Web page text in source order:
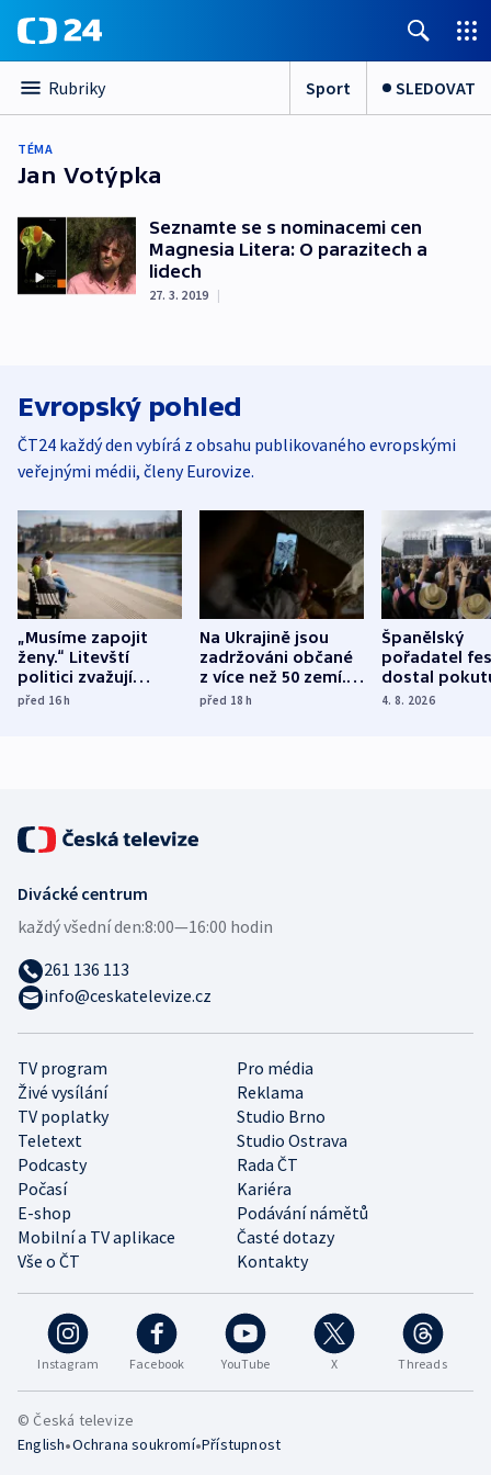
Rubriky Sport SLEDOVAT
TÉMA
Jan Votýpka
Seznamte se s nominacemi cen
Magnesia Litera: O parazitech a
lidech
27. 3. 2019 |
Evropský pohled
ČT24 každý den vybírá z obsahu publikovaného evropskými
veřejnými médii, členy Eurovize.
„Musíme zapojit
ženy.“ Litevští
politici zvažují
dohodu o
před 16h
Na Ukrajině jsou
zadržováni občané
z více než 50 zemí.
Bojovali na straně
před 18h
Španělský
pořadatel
dostal
nekalé
4. 8. 2026
Instagram Facebook YouTube X Threads
TV program
Pro média
Živé vysílání
Reklama
TV poplatky
Studio Brno
Teletext
Studio Ostrava
Podcasty
Rada ČT
Počasí
Kariéra
E-shop
Podávání námětů
Mobilní a TV aplikace
Časté dotazy
Vše o ČT
Kontakty
Divácké centrum
každý všední den:8:00—16:00 hodin
261 136 113
info@ceskatelevize.cz
© Česká televize
English•Ochrana soukromí•Přístupnost